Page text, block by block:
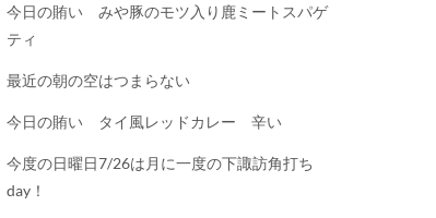
今日の賄い みや豚のモツ入り鹿ミートスパゲ
ティ
最近の朝の空はつまらない
今日の賄い タイ風レッドカレー 辛い
今度の日曜日7/26は月に一度の下諏訪角打ち
day！